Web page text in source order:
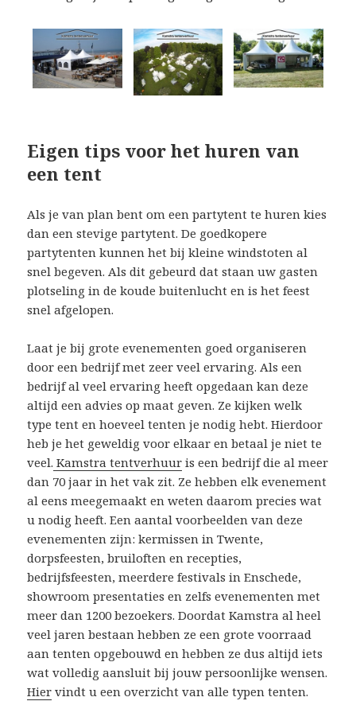
Eigen tips voor het huren van
een tent
Als je van plan bent om een partytent te huren kies
dan een stevige partytent. De goedkopere
partytenten kunnen het bij kleine windstoten al
snel begeven. Als dit gebeurd dat staan uw gasten
plotseling in de koude buitenlucht en is het feest
snel afgelopen.
Laat je bij grote evenementen goed organiseren
door een bedrijf met zeer veel ervaring. Als een
bedrijf al veel ervaring heeft opgedaan kan deze
altijd een advies op maat geven. Ze kijken welk
type tent en hoeveel tenten je nodig hebt. Hierdoor
heb je het geweldig voor elkaar en betaal je niet te
veel. Kamstra tentverhuur is een bedrijf die al meer
dan 70 jaar in het vak zit. Ze hebben elk evenement
al eens meegemaakt en weten daarom precies wat
u nodig heeft. Een aantal voorbeelden van deze
evenementen zijn: kermissen in Twente,
dorpsfeesten, bruiloften en recepties,
bedrijfsfeesten, meerdere festivals in Enschede,
showroom presentaties en zelfs evenementen met
meer dan 1200 bezoekers. Doordat Kamstra al heel
veel jaren bestaan hebben ze een grote voorraad
aan tenten opgebouwd en hebben ze dus altijd iets
wat volledig aansluit bij jouw persoonlijke wensen.
Hier vindt u een overzicht van alle typen tenten.